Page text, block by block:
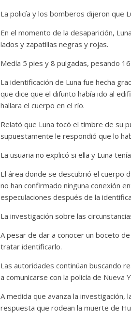
La policía y los bomberos dijeron que
En el momento de la desaparición,
lados y zapatillas negras y rojas.
Medía 5 pies y 8 pulgadas, pesando
La identificación de Luna fue hecha
que dice que el difunto había ido al
hallara el cuerpo en el río.
Relató que Luna tocó el timbre de su
supuestamente le respondió que lo
La usuaria no explicó si ella y Luna
El área donde se descubrió el cuerpo
no han confirmado ninguna conexión
especulaciones después de la
La investigación sobre las
A pesar de dar a conocer un boceto
tratar identificarlo.
Las autoridades continúan buscando
a comunicarse con la policía de Nueva
A medida que avanza la investigación,
respuesta que rodean la muerte de